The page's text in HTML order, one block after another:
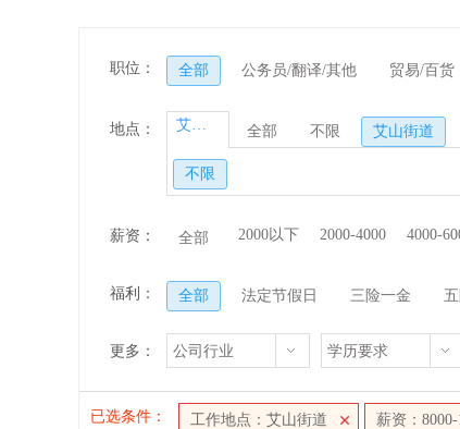
职位： 全部 公务员/翻译/其他 贸易/百货
地点： 艾山街道 全部 不限 艾山街道
不限
薪资： 全部 2000以下 2000-4000 4000-
福利： 全部 法定节假日 三险一金
更多： 公司行业 学历要求
已选条件： 工作地点：艾山街道 薪资：8000-